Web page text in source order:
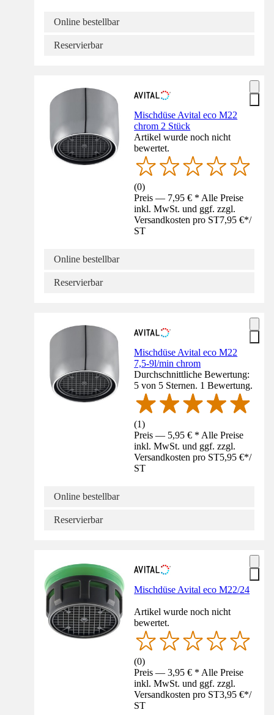
Online bestellbar
Reservierbar
Mischdüse Avital eco M22
chrom 2 Stück
Artikel wurde noch nicht
bewertet.
(0)
Preis — 7,95 € * Alle Preise
inkl. MwSt. und ggf. zzgl.
Versandkosten pro ST7,95 €*/
ST
Online bestellbar
Reservierbar
Mischdüse Avital eco M22
7,5-9l/min chrom
Durchschnittliche Bewertung:
5 von 5 Sternen. 1 Bewertung.
(1)
Preis — 5,95 € * Alle Preise
inkl. MwSt. und ggf. zzgl.
Versandkosten pro ST5,95 €*/
ST
Online bestellbar
Reservierbar
Mischdüse Avital eco M22/24
Artikel wurde noch nicht
bewertet.
(0)
Preis — 3,95 € * Alle Preise
inkl. MwSt. und ggf. zzgl.
Versandkosten pro ST3,95 €*/
ST